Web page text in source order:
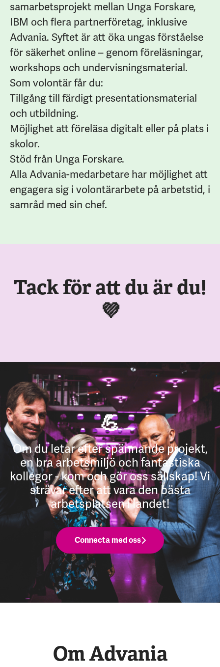
samarbetsprojekt mellan Unga Forskare,
IBM och flera partnerföretag, inklusive
Advania. Syftet är att öka ungas förståelse
för säkerhet online – genom föreläsningar,
workshops och undervisningsmaterial.
Som volontär får du:
Tillgång till färdigt presentationsmaterial
och utbildning.
Möjlighet att föreläsa digitalt eller på plats i
skolor.
Stöd från Unga Forskare.
Alla Advania-medarbetare har möjlighet att
engagera sig i volontärarbete på arbetstid, i
samråd med sin chef.
Tack för att du är du!
💜
💪
Om du letar efter spännande projekt,
en bra arbetsmiljö och fantastiska
kollegor - kom och gör oss sällskap! Vi
strävar efter att vara den bästa
arbetsplatsen i landet!
Connecta med oss
Om Advania